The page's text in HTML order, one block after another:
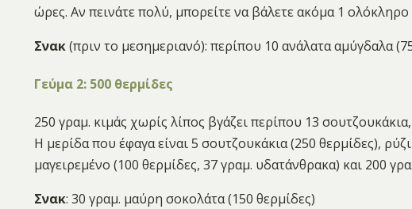
ώρες. Aν πεινάτε πολύ, μπορείτε να βάλετε ακόμα 1
Σνακ(πριν το μεσημεριανό): περίπου 10 ανάλατα αμύγδαλα
Γεύμα 2: 500 θερμίδες
250 γραμ. κιμάς χωρίς λίπος βγάζει περίπου 13
Η μερίδα που έφαγα είναι 5 σουτζουκάκια (250 θερμίδες),
μαγειρεμένο (100 θερμίδες, 37 γραμ. υδατάνθρακα) και 200
Σνακ: 30 γραμ. μαύρη σοκολάτα (150 θερμίδες)